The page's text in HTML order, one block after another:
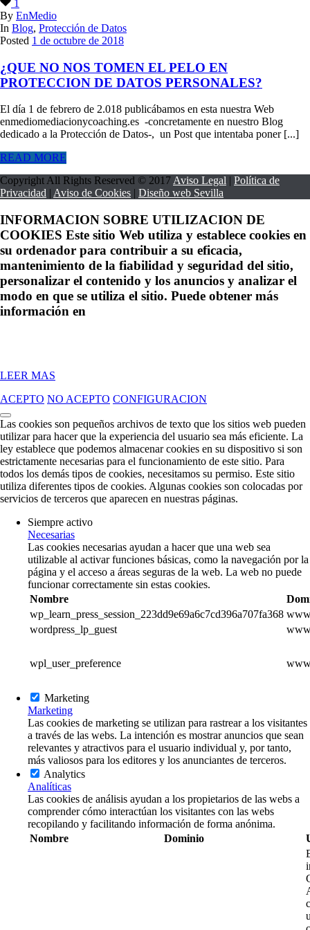
1
By EnMedio
In Blog, Protección de Datos
Posted 1 de octubre de 2018
¿QUE NO NOS TOMEN EL PELO EN
PROTECCION DE DATOS PERSONALES?
El día 1 de febrero de 2.018 publicábamos en esta nuestra Web
enmediomediacionycoaching.es -concretamente en nuestro Blog
dedicado a la Protección de Datos-, un Post que intentaba poner [...]
READ MORE
Copyright All Rights Reserved © 2017 Aviso Legal | Política de
Privacidad | Aviso de Cookies | Diseño web Sevilla
INFORMACION SOBRE UTILIZACION DE
COOKIES Este sitio Web utiliza y establece cookies en
su ordenador para contribuir a su eficacia,
mantenimiento de la fiabilidad y seguridad del sitio,
personalizar el contenido y los anuncios y analizar el
modo en que se utiliza el sitio. Puede obtener más
información en
LEER MAS
ACEPTO NO ACEPTO CONFIGURACION
Las cookies son pequeños archivos de texto que los sitios web pueden
utilizar para hacer que la experiencia del usuario sea más eficiente. La
ley establece que podemos almacenar cookies en su dispositivo si son
estrictamente necesarias para el funcionamiento de este sitio. Para
todos los demás tipos de cookies, necesitamos su permiso. Este sitio
utiliza diferentes tipos de cookies. Algunas cookies son colocadas por
servicios de terceros que aparecen en nuestras páginas.
Siempre activo
Necesarias
Las cookies necesarias ayudan a hacer que una web sea
utilizable al activar funciones básicas, como la navegación por la
página y el acceso a áreas seguras de la web. La web no puede
funcionar correctamente sin estas cookies.
Nombre
wp_learn_press_session_223dd9e69a6c7cd396a707fa368
wordpress_lp_guest
wpl_user_preference
Marketing
Marketing
Las cookies de marketing se utilizan para rastrear a los visitantes
a través de las webs. La intención es mostrar anuncios que sean
relevantes y atractivos para el usuario individual y, por tanto,
más valiosos para los editores y los anunciantes de terceros.
Analytics
Analíticas
Las cookies de análisis ayudan a los propietarios de las webs a
comprender cómo interactúan los visitantes con las webs
recopilando y facilitando información de forma anónima.
Nombre
Dominio